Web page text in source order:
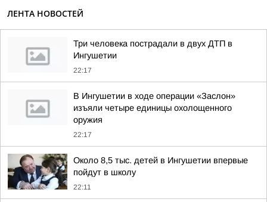
ЛЕНТА НОВОСТЕЙ
Три человека пострадали в двух ДТП в
Ингушетии
22:17
В Ингушетии в ходе операции «Заслон»
изъяли четыре единицы охолощенного
оружия
22:17
Около 8,5 тыс. детей в Ингушетии впервые
пойдут в школу
22:11